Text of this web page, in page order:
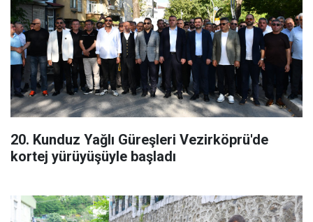
20. Kunduz Yağlı Güreşleri Vezirköprü'de
kortej yürüyüşüyle başladı